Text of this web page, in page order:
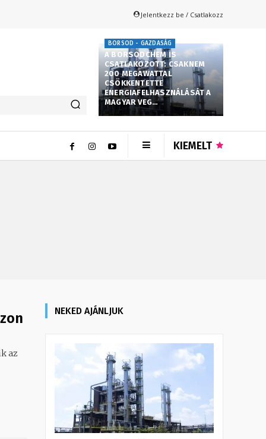
Jelentkezz be / Csatlakozz
BORSOD - GAZDASÁG
A BORSODCHEM IS
CSATLAKOZOTT: CSAKNEM
200 MEGAWATTAL
CSÖKKENTETTE
ENERGIAFELHASZNÁLÁSÁT A
MAGYAR VEG…
KIEMELT
az
NEKED AJÁNLJUK